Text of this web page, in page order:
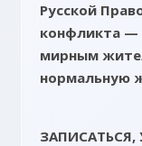
Русской
конфликта —
мирным
нормальную
ЗАПИСАТЬСЯ,